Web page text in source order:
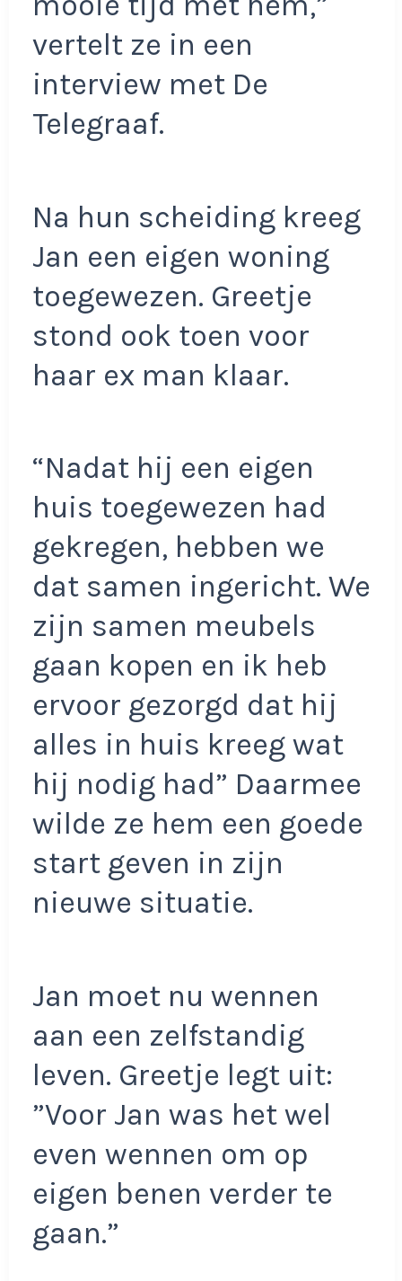
vertelt ze in een
interview met De
Telegraaf.
Na hun scheiding kreeg
Jan een eigen woning
toegewezen. Greetje
stond ook toen voor
haar ex man klaar.
“Nadat hij een eigen
huis toegewezen had
gekregen, hebben we
dat samen ingericht. We
zijn samen meubels
gaan kopen en ik heb
ervoor gezorgd dat hij
alles in huis kreeg wat
hij nodig had” Daarmee
wilde ze hem een goede
start geven in zijn
nieuwe situatie.
Jan moet nu wennen
aan een zelfstandig
leven. Greetje legt uit:
”Voor Jan was het wel
even wennen om op
eigen benen verder te
gaan.”